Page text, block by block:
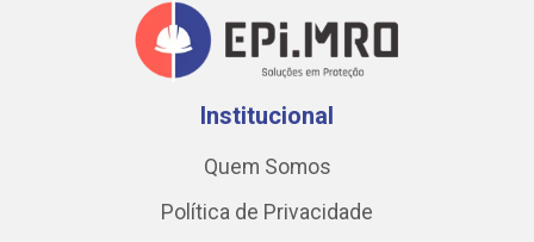
Institucional
Quem Somos
Política de Privacidade